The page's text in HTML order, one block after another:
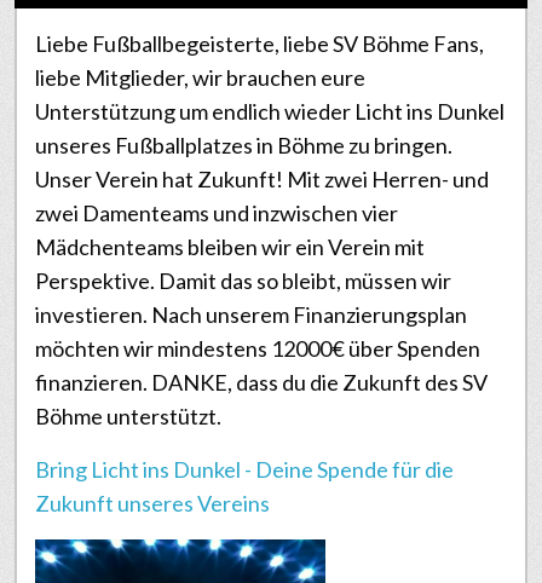
Liebe Fußballbegeisterte, liebe SV Böhme Fans,
liebe Mitglieder, wir brauchen eure
Unterstützung um endlich wieder Licht ins Dunkel
unseres Fußballplatzes in Böhme zu bringen.
Unser Verein hat Zukunft! Mit zwei Herren- und
zwei Damenteams und inzwischen vier
Mädchenteams bleiben wir ein Verein mit
Perspektive. Damit das so bleibt, müssen wir
investieren. Nach unserem Finanzierungsplan
möchten wir mindestens 12000€ über Spenden
finanzieren. DANKE, dass du die Zukunft des SV
Böhme unterstützt.
Bring Licht ins Dunkel - Deine Spende für die
Zukunft unseres Vereins